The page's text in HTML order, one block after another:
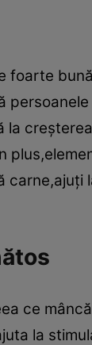
foarte
la
carne,ajuţi
ce
la